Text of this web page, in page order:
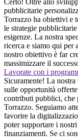
Certo! Oltre allo
pubblicitarie
Torrazzo ha obiettivi e
le strategie
esigenze. La nostra
ricerca e siamo qui per
nostro obiettivo è far
massimizzare il
Lavorate con i
Sicuramente! La nostra
sulle opportunità
contributi pubblici, che
Torrazzo. Seguiamo
favorire la
poter supportare i
finanziamenti. Se ci